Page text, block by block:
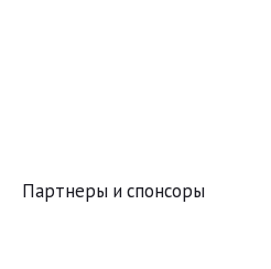
Партнеры и спонсоры